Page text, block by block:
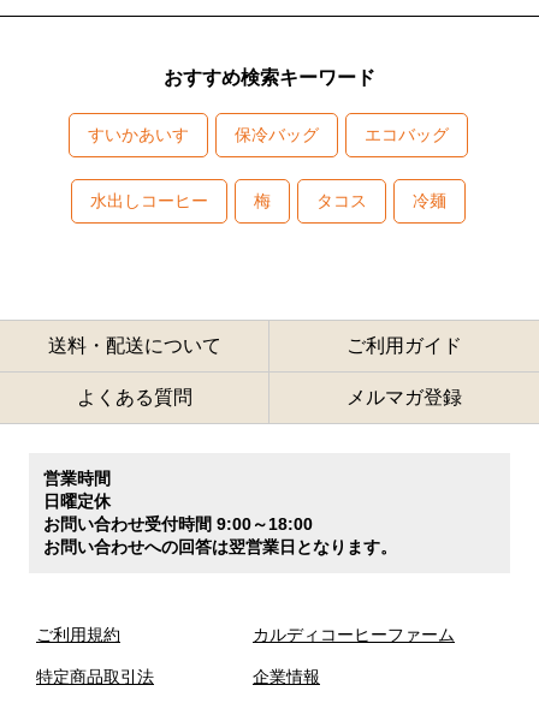
おすすめ検索キーワード
すいかあいす 保冷バッグ エコバッグ
水出しコーヒー 梅 タコス 冷麺
送料・配送について ご利用ガイド
よくある質問 メルマガ登録
営業時間
日曜定休
お問い合わせ受付時間 9:00～18:00
お問い合わせへの回答は翌営業日となります。
ご利用規約
特定商品取引法
カルディコーヒーファーム
企業情報